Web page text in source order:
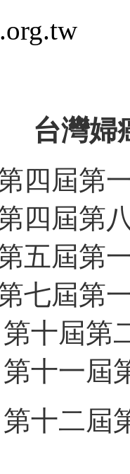
台灣婦
四屆第
四屆第
五屆第
七屆第
十屆
十一
十二